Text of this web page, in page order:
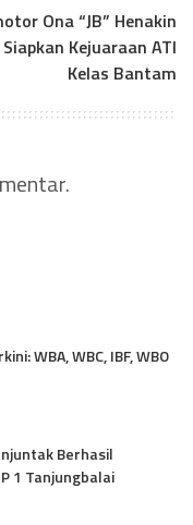
Ona “JB” Henakin
Siapkan Kejuaraan ATI
Kelas Bantam
WBA, WBC, IBF, WBO
Berhasil
1 Tanjungbalai